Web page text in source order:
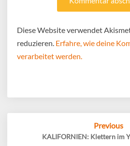
Diese Website verwendet
reduzieren. Erfahre, wie deine
verarbeitet werden.
Previous
KALIFORNIEN: Klettern im